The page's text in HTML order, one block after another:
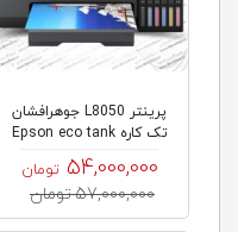
پرینتر L8050 جوهرافشان
تک کاره Epson eco tank
54,000,000 تومان
57,000,000 تومان